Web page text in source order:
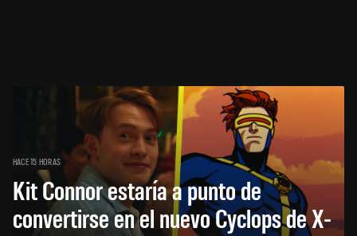
HACE 15 HORAS
Kit Connor estaría a punto de
convertirse en el nuevo Cyclops de X-